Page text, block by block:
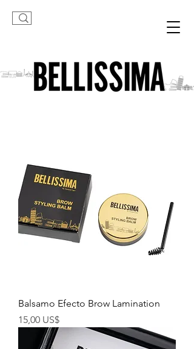
Balsamo Efecto Brow Lamination
Precio
15,00 US$